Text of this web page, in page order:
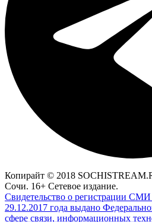
Копирайт © 2018
Сочи. 16+ Сетевое издание.
Свидетельство о регистрации
29.12.2017 года выдано
сфере связи, информационных